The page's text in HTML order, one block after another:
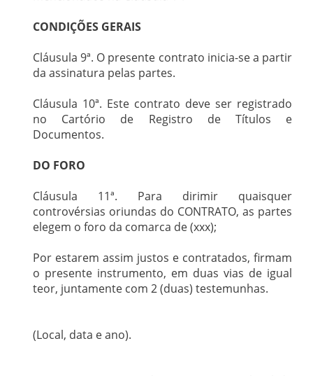
CONDIÇÕES GERAIS
Cláusula 9ª. O presente contrato inicia-se a partir
da assinatura pelas partes.
Cláusula 10ª. Este contrato deve ser registrado
no Cartório de Registro de Títulos e
Documentos.
DO FORO
Cláusula 11ª. Para dirimir quaisquer
controvérsias oriundas do CONTRATO, as partes
elegem o foro da comarca de (xxx);
Por estarem assim justos e contratados, firmam
o presente instrumento, em duas vias de igual
teor, juntamente com 2 (duas) testemunhas.
(Local, data e ano).